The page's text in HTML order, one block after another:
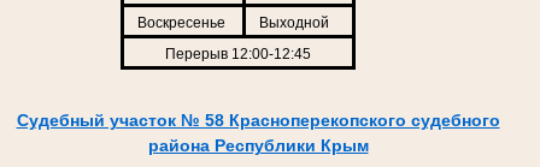
Воскресенье
Выходной
Перерыв 12:00-12:45
Судебный участок № 58 Красноперекопского судебного
района Республики Крым